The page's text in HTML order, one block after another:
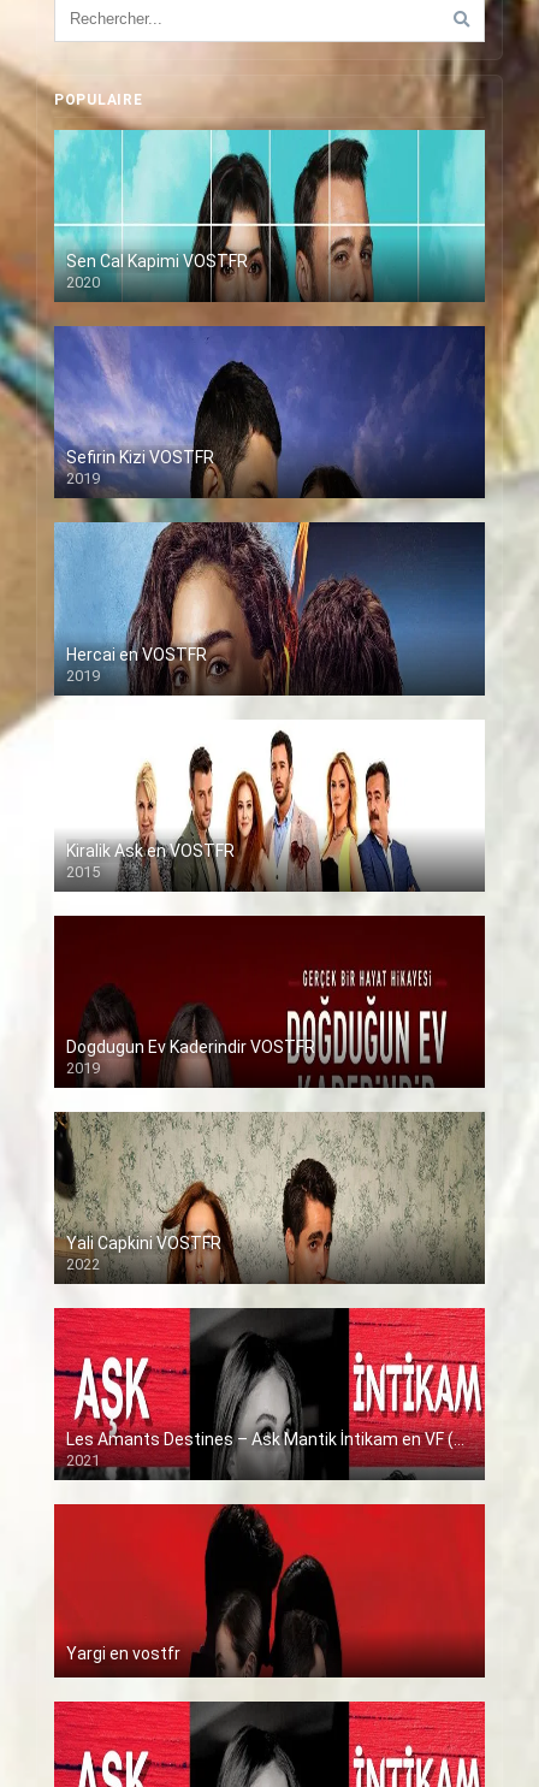
POPULAIRE
Sen Cal Kapimi VOSTFR
2020
Sefirin Kizi VOSTFR
2019
Hercai en VOSTFR
2019
Kiralik Ask en VOSTFR
2015
Dogdugun Ev Kaderindir VOSTFR
2019
Yali Capkini VOSTFR
2022
Les Amants Destines – Ask Mantik İntikam en VF (Voix Francaise)
2021
Yargi en vostfr